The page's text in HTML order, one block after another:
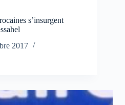
s’insurgent
2017